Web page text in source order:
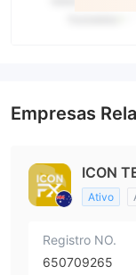
Empresas
ICON
Ativo
Registro NO.
650709265